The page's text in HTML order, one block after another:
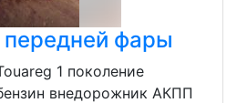
фары
1 поколение
внедорожник АКПП